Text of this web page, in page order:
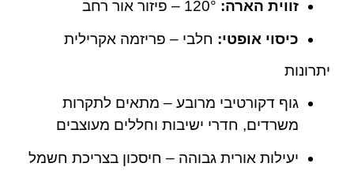
זווית הארה:
כיסוי אופטי: חלבי – פריזמה אקרילית
יתרונות
גוף דקורטיבי מרובע – מתאים לתקרות
משרדים, חדרי ישיבות וחללים מעוצבים
יעילות אורית גבוהה – חיסכון בצריכת חשמל